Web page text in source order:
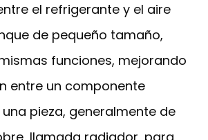
el refrigerante y el aire
de pequeño tamaño,
funciones, mejorando
entre un componente
pieza, generalmente de